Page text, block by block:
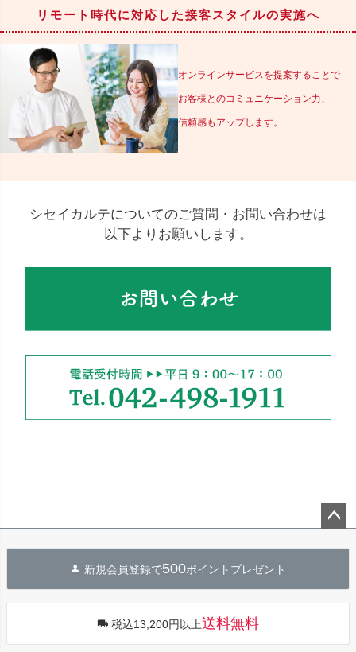
リモート時代に対応した接客スタイルの実施へ
オンラインサービスを提案することで
お客様とのコミュニケーション力、
信頼感もアップします。
シセイカルテについてのご質問・お問い合わせは
以下よりお願いします。
へ
新規会員登録で500ポイントプレゼント
税込13,200円以上送料無料